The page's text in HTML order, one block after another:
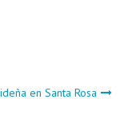
en Santa Rosa